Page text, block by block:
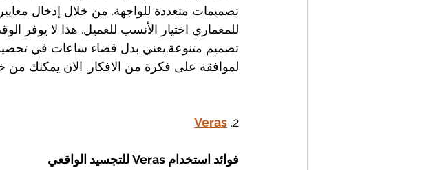
تصميمات متعددة للواجهة. من خلال إدخال
للمعماري اختيار الأنسب للعميل. هذا لا يوفر
تصميم متنوعة.يعني بدل قضاء ساعات في تحضير
لموافقة على فكرة من الافكار. الان يمكنك من
2.
Veras
فوائد استخدام Veras للتجسيد الواقعي